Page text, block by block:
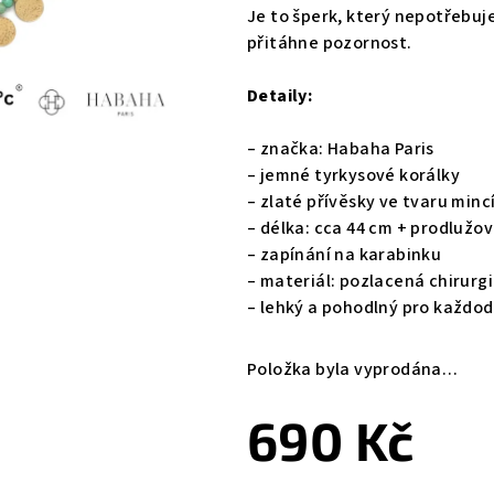
Je to šperk, který
přitáhne pozornost.
Detaily:
– značka: Habaha Paris
– jemné tyrkysové korálky
– zlaté přívěsky ve tvaru
– délka: cca 44 cm +
– zapínání na karabinku
– materiál: pozlacená
– lehký a pohodlný pro
Položka byla vyprodána…
690 Kč